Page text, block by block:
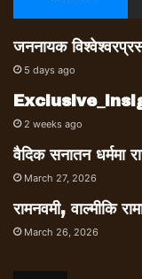
जननायक
5 days ago
2 weeks ago
वैदिक सनातन धर्ममा
March 27, 2026
रामनवमी, वाल्मीकि
March 26, 2026